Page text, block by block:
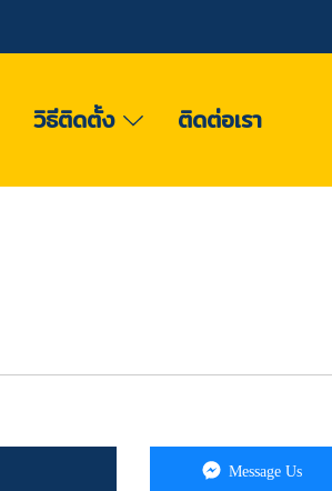
วิธีติดตั้ง ติดต่อเรา
Message Us